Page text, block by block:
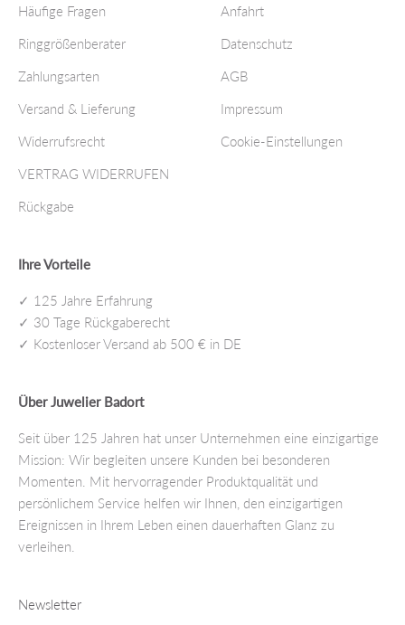
Häufige Fragen
Ringgrößenberater
Zahlungsarten
Versand & Lieferung
Widerrufsrecht
VERTRAG WIDERRUFEN
Rückgabe
Anfahrt
Datenschutz
AGB
Impressum
Cookie-Einstellungen
Ihre Vorteile
✓ 125 Jahre Erfahrung
✓ 30 Tage Rückgaberecht
✓ Kostenloser Versand ab 500 € in DE
Über Juwelier Badort
Seit über 125 Jahren hat unser Unternehmen eine einzigartige
Mission: Wir begleiten unsere Kunden bei besonderen
Momenten. Mit hervorragender Produktqualität und
persönlichem Service helfen wir Ihnen, den einzigartigen
Ereignissen in Ihrem Leben einen dauerhaften Glanz zu
verleihen.
Newsletter